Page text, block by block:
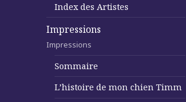
Index des Artistes
Impressions
Impressions
Sommaire
L’histoire de mon chien Timm